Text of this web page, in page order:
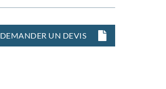
DEMANDER UN DEVIS